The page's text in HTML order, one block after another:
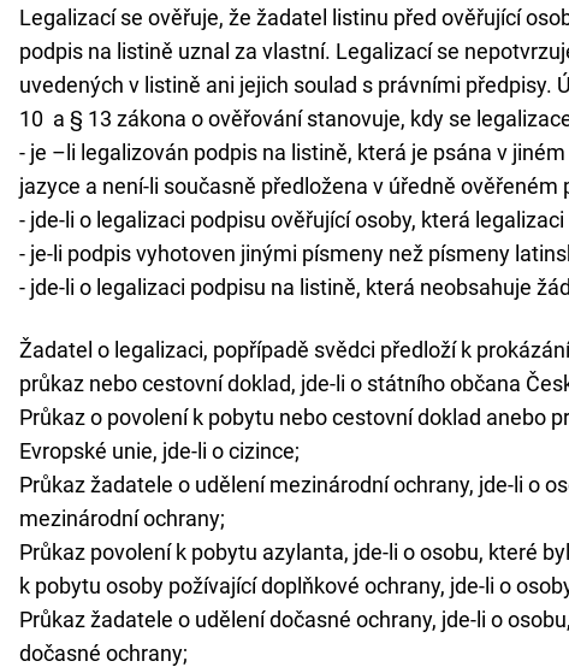
Legalizací se ověřuje, že žadatel listinu před ověřující
podpis na listině uznal za vlastní. Legalizací se
uvedených v listině ani jejich soulad s právními předpisy.
10 a § 13 zákona o ověřování stanovuje, kdy se
- je –li legalizován podpis na listině, která je psána v
jazyce a není-li současně předložena v úředně ověřeném
- jde-li o legalizaci podpisu ověřující osoby, která legalizaci
- je-li podpis vyhotoven jinými písmeny než písmeny
- jde-li o legalizaci podpisu na listině, která neobsahuje
Žadatel o legalizaci, popřípadě svědci předloží k
průkaz nebo cestovní doklad, jde-li o státního občana
Průkaz o povolení k pobytu nebo cestovní doklad anebo
Evropské unie, jde-li o cizince;
Průkaz žadatele o udělení mezinárodní ochrany, jde-li o
mezinárodní ochrany;
Průkaz povolení k pobytu azylanta, jde-li o osobu, které
k pobytu osoby požívající doplňkové ochrany, jde-li o
Průkaz žadatele o udělení dočasné ochrany, jde-li o
dočasné ochrany;